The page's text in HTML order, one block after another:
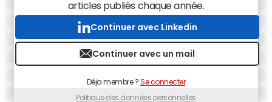
(l'interrogatoire médical), l'examen clinique et la
De façon encore plus intelligente, le système assure
également la structuration et la codification des
articles publiés chaque année.
Continuer avec Linkedin
Continuer avec un mail
Déja membre ?Se connecter
Politique des données personnelles